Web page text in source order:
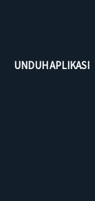
UNDUH APLIKASI